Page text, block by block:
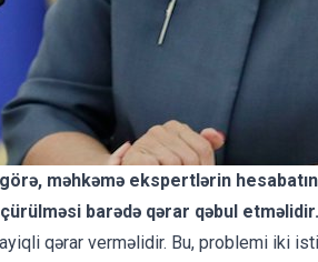
məhkəmə ekspertlərin
barədə qərar qəbul etməlidir.
qərar verməlidir. Bu, problemi iki